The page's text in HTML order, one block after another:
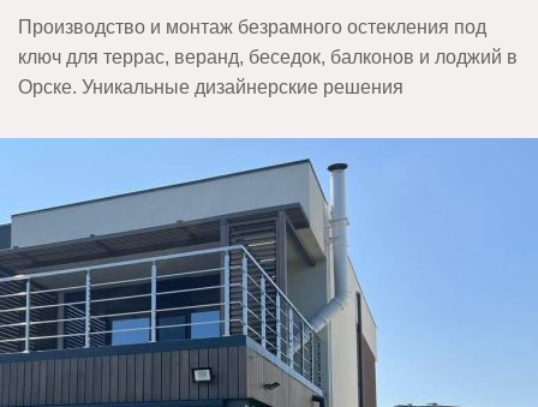
Производство и монтаж безрамного остекления под
ключ для террас, веранд, беседок, балконов и лоджий в
Орске. Уникальные дизайнерские решения